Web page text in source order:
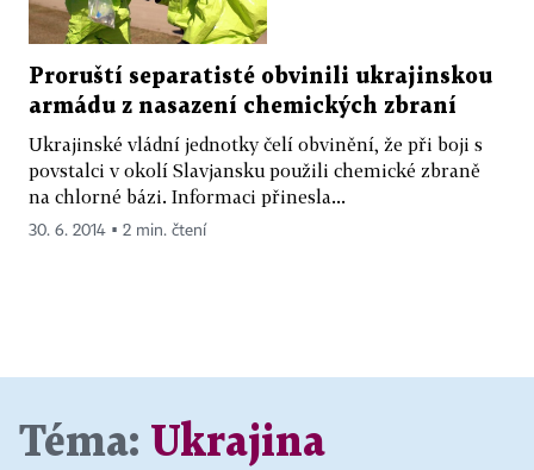
Proruští separatisté obvinili ukrajinskou
armádu z nasazení chemických zbraní
Ukrajinské vládní jednotky čelí obvinění, že při boji s
povstalci v okolí Slavjansku použili chemické zbraně
na chlorné bázi. Informaci přinesla...
30. 6. 2014 ▪ 2 min. čtení
Téma: Ukrajina